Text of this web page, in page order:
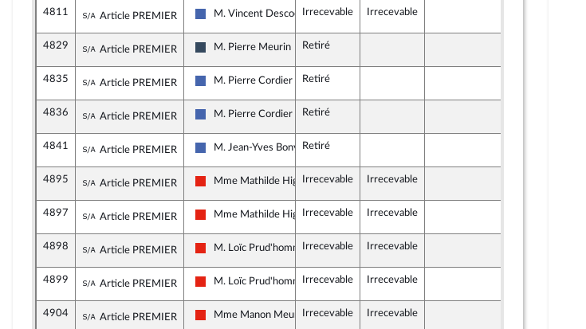
4811 Sous-amendement de l'amendement n°3952
Article PREMIER Les Républicains
M. Vincent DescoeurIrrecevable Irrecevable
4829 Sous-amendement de l'amendement n°3952
Article PREMIER Rassemblement National
M. Pierre Meurin Retiré
4835 Sous-amendement de l'amendement n°3952
Article PREMIER Les Républicains
M. Pierre Cordier Retiré
4836 Sous-amendement de l'amendement n°3952
Article PREMIER Les Républicains
M. Pierre Cordier Retiré
4841 Sous-amendement de l'amendement n°3952
Article PREMIER Les Républicains
M. Jean-Yves Bony Retiré
4895 Sous-amendement de l'amendement n°3952
Article PREMIER La France insoumise - Nouvelle Union Populaire écologique et sociale
Mme Mathilde HignetIrrecevable Irrecevable
4897 Sous-amendement de l'amendement n°3952
Article PREMIER La France insoumise - Nouvelle Union Populaire écologique et sociale
Mme Mathilde HignetIrrecevable Irrecevable
4898 Sous-amendement de l'amendement n°3952
Article PREMIER La France insoumise - Nouvelle Union Populaire écologique et sociale
M. Loïc Prud'hommeIrrecevable Irrecevable
4899 Sous-amendement de l'amendement n°3952
Article PREMIER La France insoumise - Nouvelle Union Populaire écologique et sociale
M. Loïc Prud'hommeIrrecevable Irrecevable
4904 Sous-amendement de l'amendement n°3952
Article PREMIER La France insoumise - Nouvelle Union Populaire écologique et sociale
Mme Manon MeunierIrrecevable Irrecevable